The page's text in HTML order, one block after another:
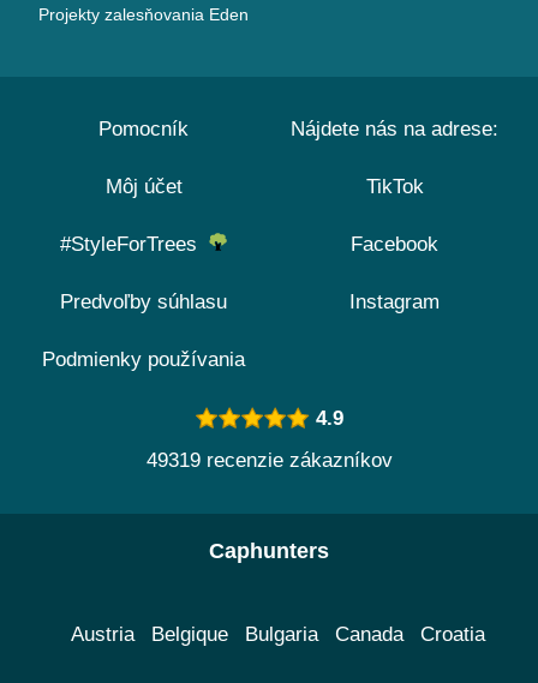
Projekty zalesňovania Eden
Pomocník
Môj účet
#StyleForTrees
Predvoľby súhlasu
Podmienky používania
Nájdete nás na adrese:
TikTok
Facebook
Instagram
4.9
49319 recenzie zákazníkov
Caphunters
Austria Belgique Bulgaria Canada Croatia